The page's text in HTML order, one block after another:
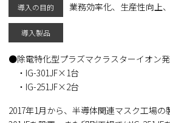
導入の目的 業務効率化、生産性向上
導入製品
除電特化型プラズマクラスターイオン
・IG-301JF×1台
・IG-251JF×2台
2017年1月から、半導体関連マスク工場の